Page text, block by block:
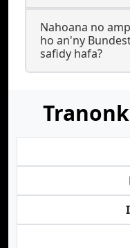
Nahoana no
ho an'ny
safidy hafa?